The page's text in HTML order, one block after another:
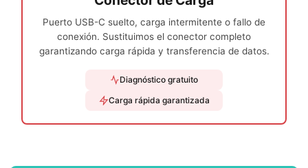
Puerto USB-C suelto, carga intermitente o fallo de
conexión. Sustituimos el conector completo
garantizando carga rápida y transferencia de datos.
Diagnóstico gratuito
Carga rápida garantizada